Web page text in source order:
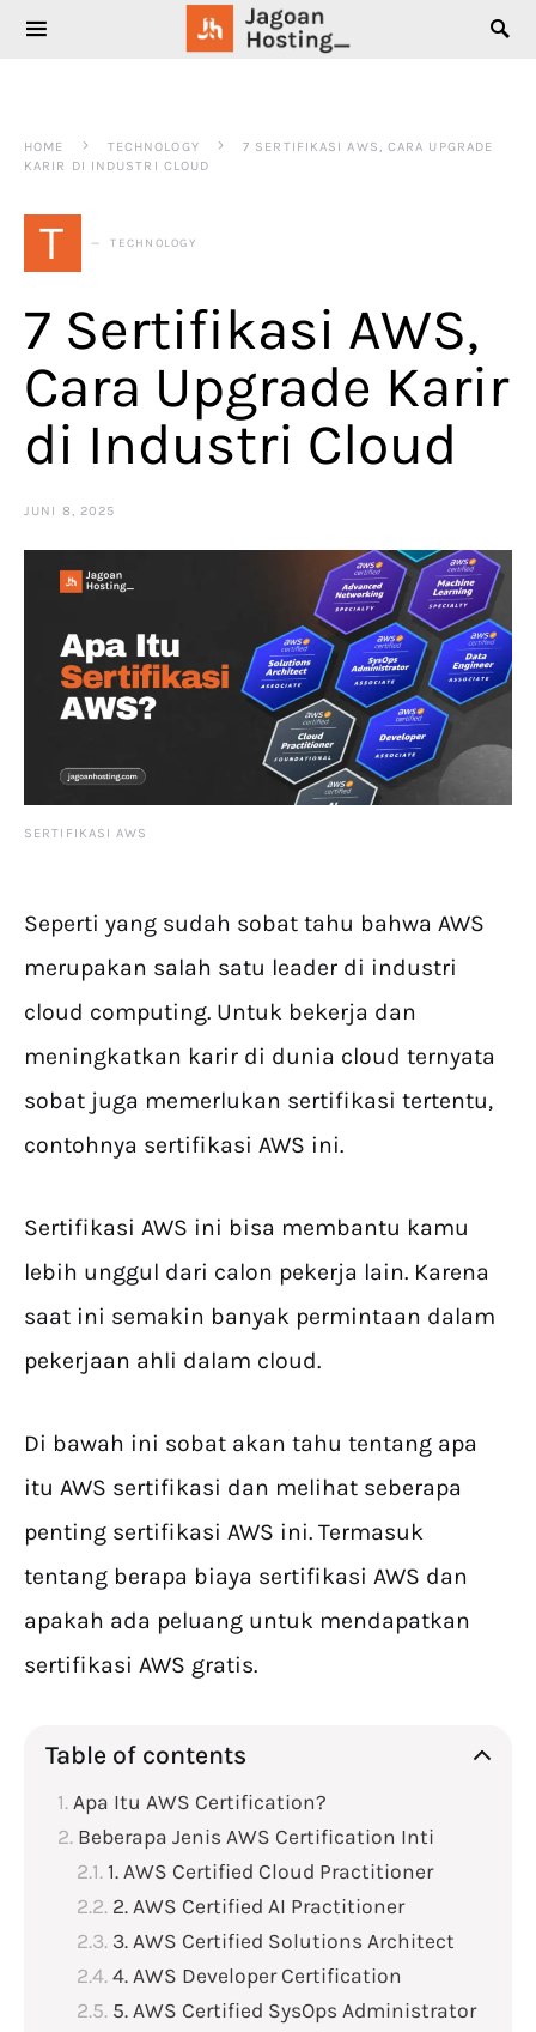
SEARCH FOR:
HOME TECHNOLOGY
7 SERTIFIKASI AWS, CARA UPGRADE
KARIR DI INDUSTRI CLOUD
T TECHNOLOGY
7 Sertifikasi AWS,
Cara Upgrade Karir
di Industri Cloud
JUNI 8, 2025
SERTIFIKASI AWS
Seperti yang sudah sobat tahu bahwa AWS
merupakan salah satu leader di industri
cloud computing. Untuk bekerja dan
meningkatkan karir di dunia cloud ternyata
sobat juga memerlukan sertifikasi tertentu,
contohnya sertifikasi AWS ini.
Sertifikasi AWS ini bisa membantu kamu
lebih unggul dari calon pekerja lain. Karena
saat ini semakin banyak permintaan dalam
pekerjaan ahli dalam cloud.
Di bawah ini sobat akan tahu tentang apa
itu AWS sertifikasi dan melihat seberapa
penting sertifikasi AWS ini. Termasuk
tentang berapa biaya sertifikasi AWS dan
apakah ada peluang untuk mendapatkan
sertifikasi AWS gratis.
Table of contents
Apa Itu AWS Certification?
Beberapa Jenis AWS Certification Inti
1. AWS Certified Cloud Practitioner
2. AWS Certified AI Practitioner
3. AWS Certified Solutions Architect
4. AWS Developer Certification
5. AWS Certified SysOps Administrator